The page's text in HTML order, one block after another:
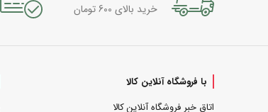
خرید بالای 600 تومان
با فروشگاه آنلاین کالا
اتاق خبر فروشگاه آنلاین کالا